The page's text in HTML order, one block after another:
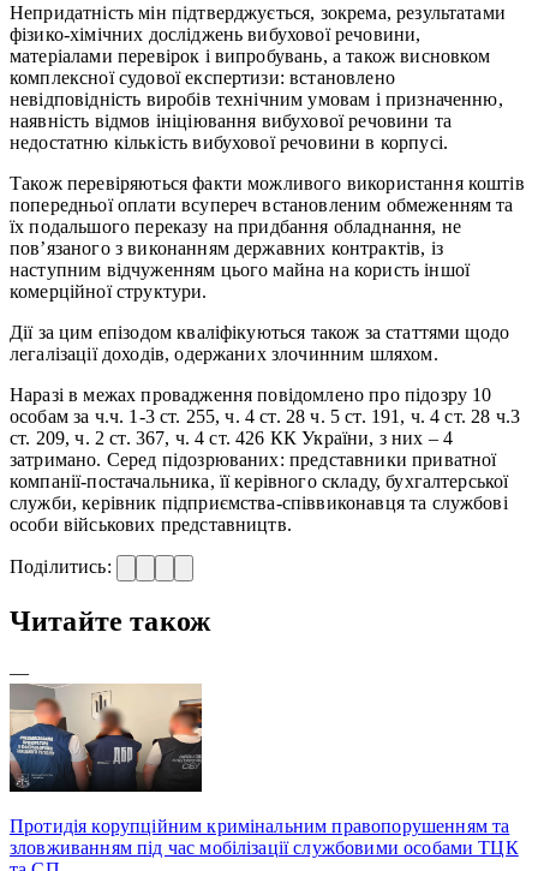
Непридатність мін підтверджується, зокрема, результатами
фізико-хімічних досліджень вибухової речовини,
матеріалами перевірок і випробувань, а також висновком
комплексної судової експертизи: встановлено
невідповідність виробів технічним умовам і призначенню,
наявність відмов ініціювання вибухової речовини та
недостатню кількість вибухової речовини в корпусі.
Також перевіряються факти можливого використання коштів
попередньої оплати всупереч встановленим обмеженням та
їх подальшого переказу на придбання обладнання, не
пов’язаного з виконанням державних контрактів, із
наступним відчуженням цього майна на користь іншої
комерційної структури.
Дії за цим епізодом кваліфікуються також за статтями щодо
легалізації доходів, одержаних злочинним шляхом.
Наразі в межах провадження повідомлено про підозру 10
особам за ч.ч. 1-3 ст. 255, ч. 4 ст. 28 ч. 5 ст. 191, ч. 4 ст. 28 ч.3
ст. 209, ч. 2 ст. 367, ч. 4 ст. 426 КК України, з них – 4
затримано. Серед підозрюваних: представники приватної
компанії-постачальника, її керівного складу, бухгалтерської
служби, керівник підприємства-співвиконавця та службові
особи військових представництв.
Поділитись:
Читайте також
—
Протидія корупційним кримінальним правопорушенням та
зловживанням під час мобілізації службовими особами ТЦК